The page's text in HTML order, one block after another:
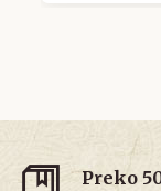
Preko